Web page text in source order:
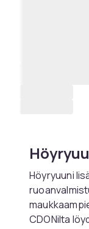
Höyryuuni
CDONilta